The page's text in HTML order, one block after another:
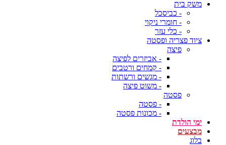
משק בית
- כביסכל
- חומרי ניקוי
- כלי עזר
ציוד פצריה ופסטה
פיצה
- אביזרים לפיצה
- קמחים ורטבים
- מגשים ורשתות
- משוט פיצה
פסטה
- פסטה
- מכונות פסטה
ימי הולדת
מבצעים
בלוג